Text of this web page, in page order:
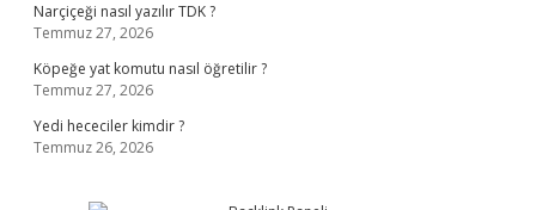
Narçiçeği nasıl yazılır TDK ?
Temmuz 27, 2026
Köpeğe yat komutu nasıl öğretilir ?
Temmuz 27, 2026
Yedi hececiler kimdir ?
Temmuz 26, 2026